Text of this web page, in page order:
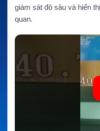
giám sát độ sâu và hiển
quan.